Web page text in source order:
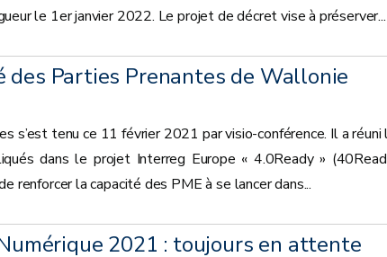
le 1er janvier 2022. Le projet de décret vise à préserver...
des Parties Prenantes de Wallonie
s’est tenu ce 11 février 2021 par visio-conférence. Il a réuni
dans le projet Interreg Europe « 4.0Ready »
renforcer la capacité des PME à se lancer dans...
2021 : toujours en attente